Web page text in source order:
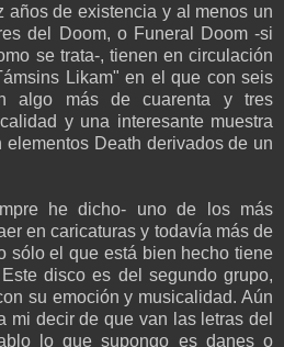
años de existencia y al menos un
del Doom, o Funeral Doom -si
se trata-, tienen en circulación
Likam" en el que con seis
algo más de cuarenta y tres
y una interesante muestra
Death derivados de un
he dicho- uno de los más
en caricaturas y todavía más de
sólo el que está bien hecho tiene
disco es del segundo grupo,
su emoción y musicalidad. Aún
mi decir de que van las letras del
lo que supongo es danes o